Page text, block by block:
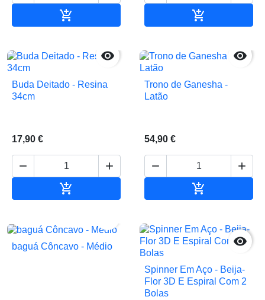
 

Buda Deitado - Resina
34cm
17,90 €
 


Trono de Ganesha -
Latão
54,90 €
 

baguá Côncavo - Médio 
Spinner Em Aço - Beija-
Flor 3D E Espiral Com 2
Bolas